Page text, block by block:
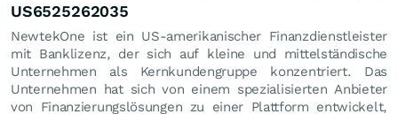
US6525262035
NewtekOne ist ein US-amerikanischer Finanzdienstleister
mit Banklizenz, der sich auf kleine und mittelständische
Unternehmen als Kernkundengruppe konzentriert. Das
Unternehmen hat sich von einem spezialisierten Anbieter
von Finanzierungslösungen zu einer Plattform entwickelt,